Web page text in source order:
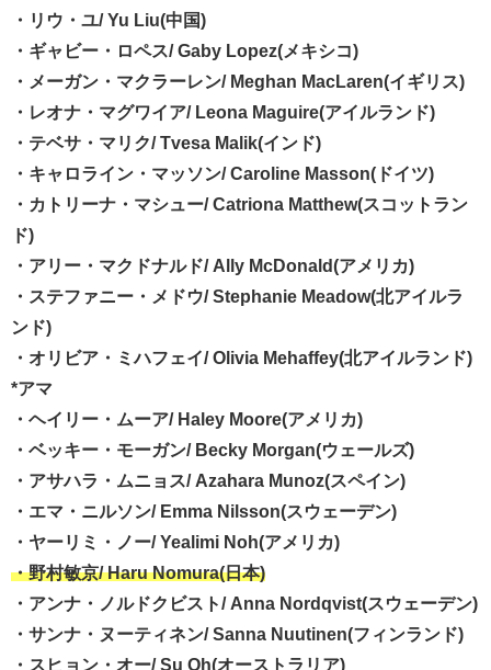
・リウ・ユ/ Yu Liu(中国)
・ギャビー・ロペス/ Gaby Lopez(メキシコ)
・メーガン・マクラーレン/ Meghan MacLaren(イギリス)
・レオナ・マグワイア/ Leona Maguire(アイルランド)
・テベサ・マリク/ Tvesa Malik(インド)
・キャロライン・マッソン/ Caroline Masson(ドイツ)
・カトリーナ・マシュー/ Catriona Matthew(スコットラン
ド)
・アリー・マクドナルド/ Ally McDonald(アメリカ)
・ステファニー・メドウ/ Stephanie Meadow(北アイルラ
ンド)
・オリビア・ミハフェイ/ Olivia Mehaffey(北アイルランド)
*アマ
・ヘイリー・ムーア/ Haley Moore(アメリカ)
・ベッキー・モーガン/ Becky Morgan(ウェールズ)
・アサハラ・ムニョス/ Azahara Munoz(スペイン)
・エマ・ニルソン/ Emma Nilsson(スウェーデン)
・ヤーリミ・ノー/ Yealimi Noh(アメリカ)
・野村敏京/ Haru Nomura(日本)
・アンナ・ノルドクビスト/ Anna Nordqvist(スウェーデン)
・サンナ・ヌーティネン/ Sanna Nuutinen(フィンランド)
・スヒョン・オー/ Su Oh(オーストラリア)